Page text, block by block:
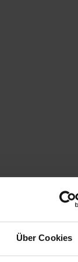
Über Cookies